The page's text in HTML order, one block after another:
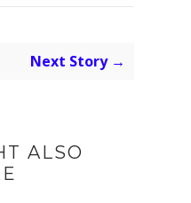
Next Story →
ALSO